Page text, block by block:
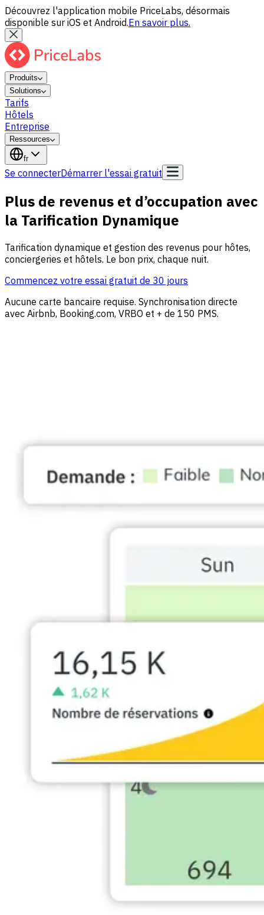
Découvrez l'application mobile PriceLabs, désormais
disponible sur iOS et Android.En savoir plus.
Produits
Solutions
Tarifs
Hôtels
Entreprise
Ressources
fr
Se connecterDémarrer l'essai gratuit
Plus de revenus et d’occupation avec
la Tarification Dynamique
Tarification dynamique et gestion des revenus pour hôtes,
conciergeries et hôtels. Le bon prix, chaque nuit.
Commencez votre essai gratuit de 30 jours
Aucune carte bancaire requise. Synchronisation directe
avec Airbnb, Booking.com, VRBO et + de 150 PMS.